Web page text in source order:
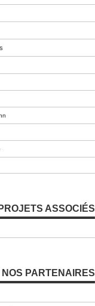
PROJETS ASSOCIÉS
NOS PARTENAIRES